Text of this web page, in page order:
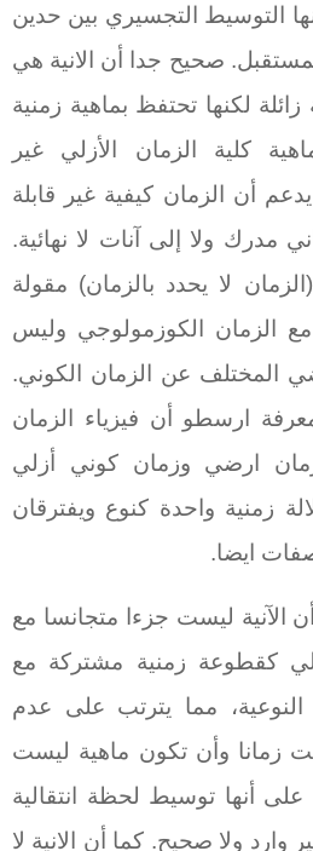
التوسيط التجسيري بين حدين
صحيح جدا أن الانية هي
لكنها تحتفظ بماهية زمنية
كلية الزمان الأزلي غير
أن الزمان كيفية غير قابلة
مدرك ولا إلى آنات لا نهائية.
لا يحدد بالزمان) مقولة
مع الزمان الكوزمولوجي وليس
المختلف عن الزمان الكوني.
ارسطو أن فيزياء الزمان
ارضي وزمان كوني أزلي
زمنية واحدة كنوع ويفترقان
ايضا.
الآنية ليست جزءا متجانسا مع
كقطوعة زمنية مشتركة مع
النوعية، مما يترتب على عدم
زمانا وأن تكون ماهية ليست
على أنها توسيط لحظة انتقالية
وارد ولا صحيح. كما أن الانية لا